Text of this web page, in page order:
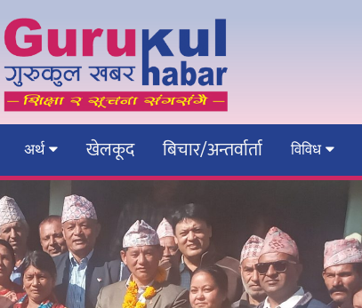
अर्थ खेलकूद बिचार/अन्तर्वार्ता विविध